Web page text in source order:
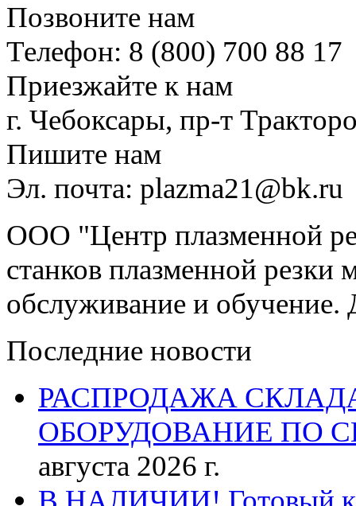
Позвоните нам
Телефон: 8 (800) 700 88 17
Приезжайте к нам
г. Чебоксары, пр-т
Пишите нам
Эл. почта: plazma21@bk.ru
ООО "Центр плазменной
станков плазменной резки
обслуживание и обучение.
Последние новости
РАСПРОДАЖА
ОБОРУДОВАНИЕ ПО
августа 2026 г.